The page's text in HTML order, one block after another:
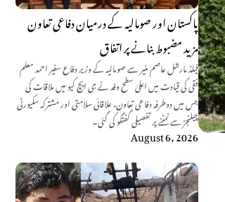
پاکستان اور صومالیہ کے درمیان دفاعی تعاون
مزید مضبوط بنانے پر اتفاق
فیلڈ مارشل عاصم منیر سے صومالیہ کے وزیر دفاع سفیر احمد معلم
فقی کی قیادت میں اعلیٰ سطح وفد نے جی ایچ کیو میں ملاقات کی
جس میں دوطرفہ دفاعی تعاون، علاقائی سلامتی اور مشترکہ سکیورٹی
چیلنجز سے نمٹنے پر تفصیلی گفتگو کی گئی۔
August 6, 2026